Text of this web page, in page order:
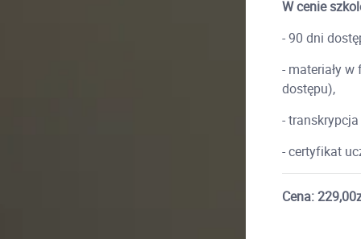
W cenie
- 90 dni
- materiały
dostępu),
-
- certyfikat
Cena: